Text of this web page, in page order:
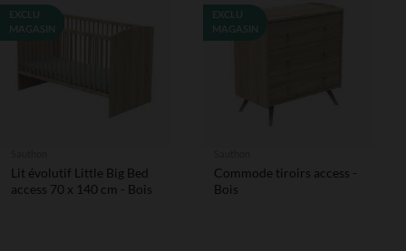
EXCLU
MAGASIN
Lit évolutif Little Big Bed
access 70 x 140 cm - Bois
EXCLU
MAGASIN
Commode tiroirs access -
Bois